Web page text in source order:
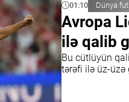
01:10 Dünya
Avropa
ilə qalib
Bu cütlüyün
tərəfi ilə üz-üzə